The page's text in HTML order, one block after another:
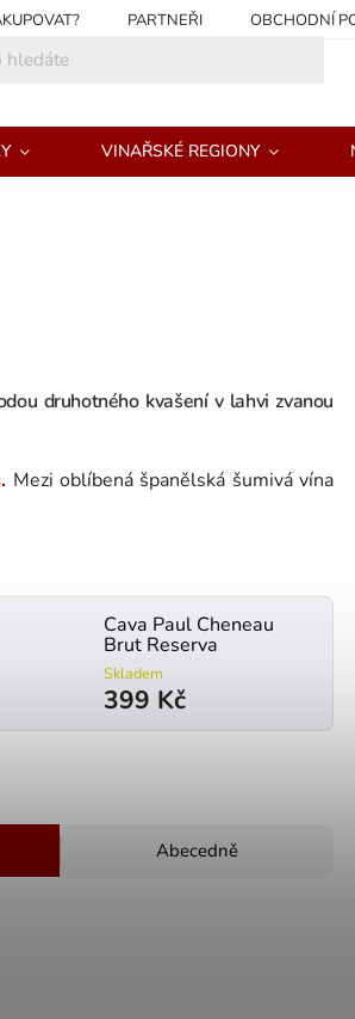
PARTNEŘI
OBCHODNÍ
VINAŘSKÉ REGIONY
druhotného kvašení v lahvi zvanou
Mezi oblíbená španělská šumivá vína
Cava Paul Cheneau
Brut Reserva
Skladem
399 Kč
Abecedně